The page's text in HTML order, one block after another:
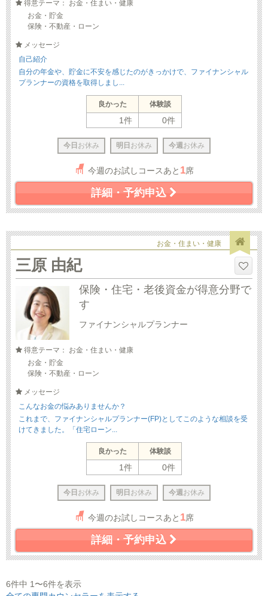
得意テーマ： お金・住まい・健康
お金・貯金
保険・不動産・ローン
メッセージ
自己紹介
自分の年金や、貯金に不安を感じたのがきっかけで、ファイナンシャル
プランナーの資格を取得しまし...
良かった 体験談
1件 0件
今日 お休み 明日 お休み 今週 お休み
今週のお試しコースあと 1席
詳細・予約申込
お金・住まい・健康
三原 由紀
保険・住宅・老後資金が得意分野で
す
ファイナンシャルプランナー
得意テーマ： お金・住まい・健康
お金・貯金
保険・不動産・ローン
メッセージ
こんなお金の悩みありませんか？
これまで、ファイナンシャルプランナー(FP)としてこのような相談を受
けてきました。「住宅ローン...
良かった 体験談
1件 0件
今日 お休み 明日 お休み 今週 お休み
今週のお試しコースあと 1席
詳細・予約申込
6件中 1〜6件を表示